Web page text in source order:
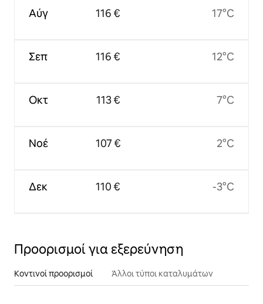
Αύγ
Σεπ
Οκτ
Νοέ
Δεκ
116 €
116 €
113 €
107 €
110 €
17°C
12°C
7°C
2°C
-3°C
Προορισμοί για εξερεύνηση
Κοντινοί προορισμοί Άλλοι τύποι καταλυμάτων